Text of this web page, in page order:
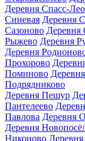
Деревня Спасс-
Синевая Деревня
Сазоново Деревня
Рыжево Деревня
Деревня
Прохорово
Поминово
Подрядниково
Деревня Пешур
Пантелеево
Павлова Деревня
Деревня
Никоново